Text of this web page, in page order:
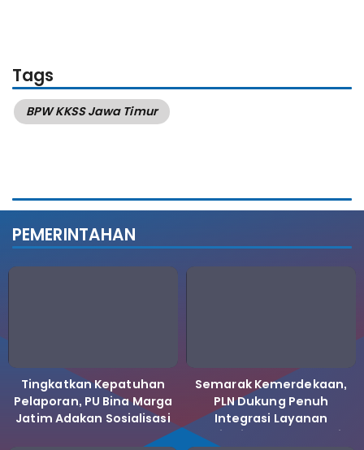
Tags
BPW KKSS Jawa Timur
PEMERINTAHAN
Tingkatkan Kepatuhan
Pelaporan, PU Bina Marga
Jatim Adakan Sosialisasi
Semarak Kemerdekaan,
PLN Dukung Penuh
Integrasi Layanan
Kelistrikan ke Koperasi